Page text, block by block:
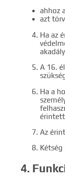
ahhoz
azt
Ha az
A 16.
Ha a
érintett
Az
4.